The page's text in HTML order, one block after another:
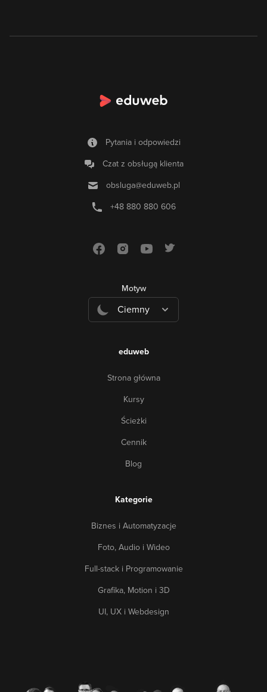
Pytania i odpowiedzi
Czat z obsługą klienta
obsluga@eduweb.pl
+48 880 880 606
Motyw
Ciemny
eduweb
Strona główna
Kursy
Ścieżki
Cennik
Blog
Kategorie
Biznes i Automatyzacje
Foto, Audio i Wideo
Full-stack i Programowanie
Grafika, Motion i 3D
UI, UX i Webdesign